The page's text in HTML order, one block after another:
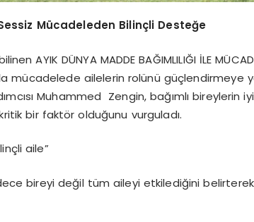
Mücadeleden Bilinçli Desteğe
AYIK DÜNYA MADDE BAĞIMLILIĞI İLE
mücadelede ailelerin rolünü güçlendirmeye
Muhammed Zengin, bağımlı bireylerin
bir faktör olduğunu vurguladı.
aile”
bireyi değil tüm aileyi etkilediğini